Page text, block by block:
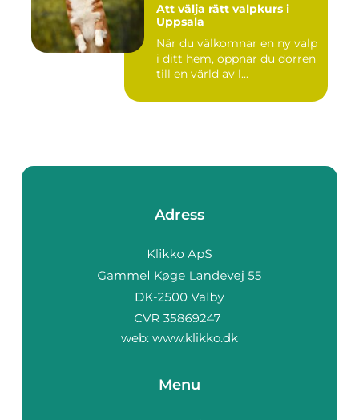
Att välja rätt valpkurs i
Uppsala
När du välkomnar en ny valp
i ditt hem, öppnar du dörren
till en värld av l...
Adress
web: www.klikko.dk
Menu